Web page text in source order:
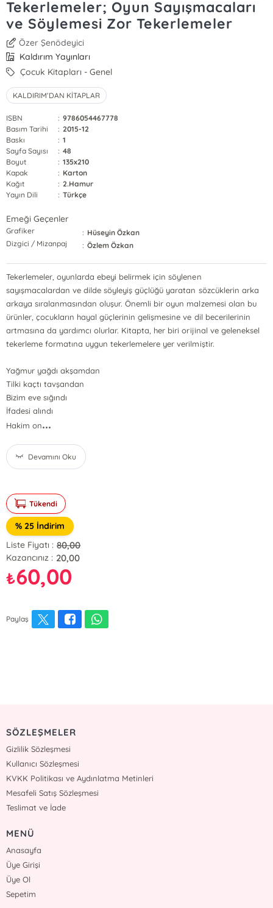
Tekerlemeler; Oyun Sayışmacaları
ve Söylemesi Zor Tekerlemeler
Özer Şenödeyici
Kaldırım Yayınları
Çocuk Kitapları - Genel
KALDIRIM’DAN KİTAPLAR
ISBN : 9786054467778
Basım Tarihi
: 2015-12
Baskı
: 1
Sayfa Sayısı
: 48
Boyut
: 135x210
Kapak
: Karton
Kağıt
: 2.Hamur
Yayın Dili
: Türkçe
Emeği Geçenler
Grafiker : Hüseyin Özkan
Dizgici / Mizanpaj
: Özlem Özkan
Tekerlemeler, oyunlarda ebeyi belirmek için söylenen
sayışmacalardan ve dilde söyleyiş güçlüğü yaratan sözcüklerin arka
arkaya sıralanmasından oluşur. Önemli bir oyun malzemesi olan bu
ürünler, çocukların hayal güçlerinin gelişmesine ve dil becerilerinin
artmasına da yardımcı olurlar. Kitapta, her biri orijinal ve geleneksel
tekerleme formatına uygun tekerlemelere yer verilmiştir.
Yağmur yağdı akşamdan
Tilki kaçtı tavşandan
Bizim eve sığındı
İfadesi alındı
Hakim on...
Devamını Oku
Tükendi
% 25 İndirim
Liste Fiyatı : 80,00
Kazancınız : 20,00
₺60,00
Paylaş
SÖZLEŞMELER
Gizlilik Sözleşmesi
Kullanıcı Sözleşmesi
KVKK Politikası ve Aydınlatma Metinleri
Mesafeli Satış Sözleşmesi
Teslimat ve İade
MENÜ
Anasayfa
Üye Girişi
Üye Ol
Sepetim